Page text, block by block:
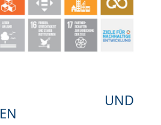
UND